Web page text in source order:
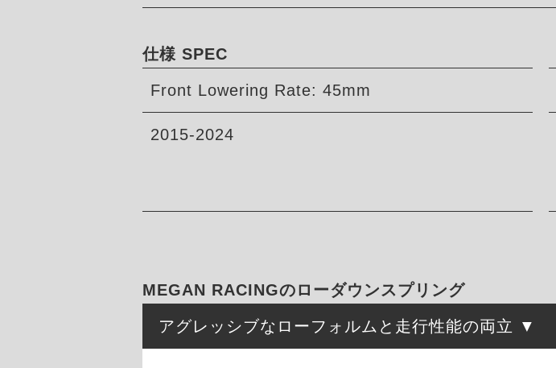
仕様 SPEC
Front Lowering Rate: 45mm
2015-2024
MEGAN RACINGのローダウンスプリング
アグレッシブなローフォルムと走行性能の両立